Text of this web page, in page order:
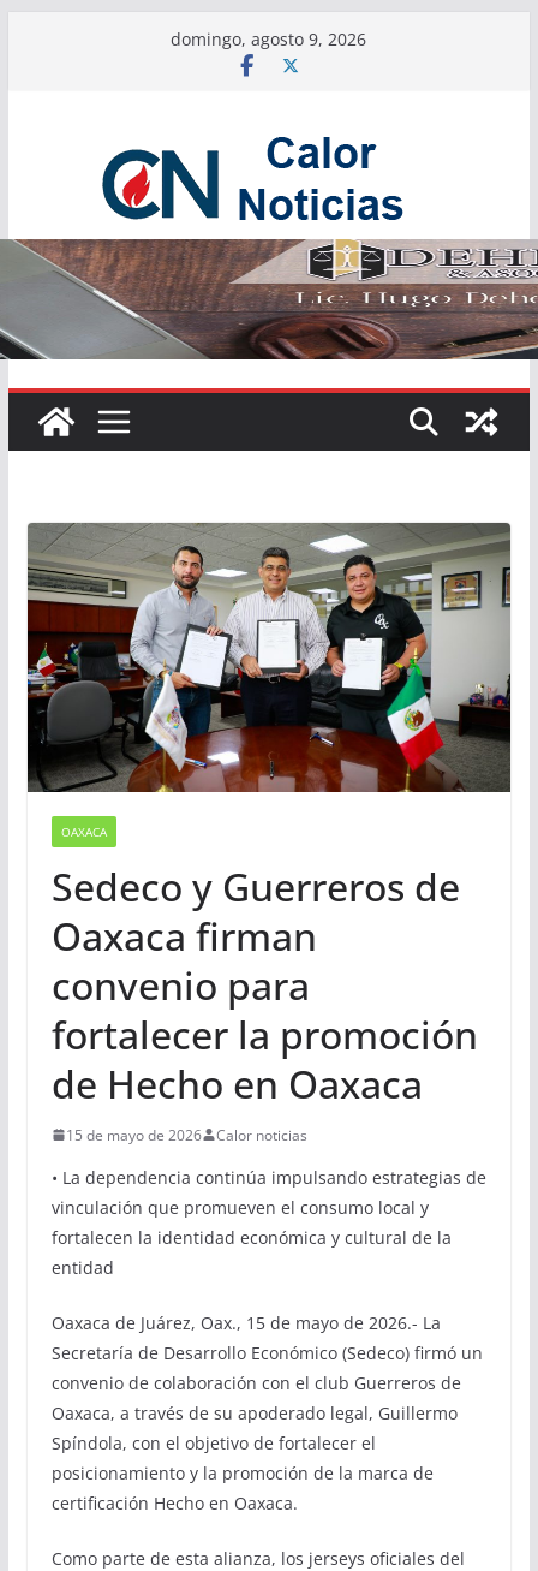
domingo, agosto 9, 2026
OAXACA
Sedeco y Guerreros de
Oaxaca firman
convenio para
fortalecer la promoción
de Hecho en Oaxaca
15 de mayo de 2026 Calor noticias
• La dependencia continúa impulsando estrategias de
vinculación que promueven el consumo local y
fortalecen la identidad económica y cultural de la
entidad
Oaxaca de Juárez, Oax., 15 de mayo de 2026.- La
Secretaría de Desarrollo Económico (Sedeco) firmó un
convenio de colaboración con el club Guerreros de
Oaxaca, a través de su apoderado legal, Guillermo
Spíndola, con el objetivo de fortalecer el
posicionamiento y la promoción de la marca de
certificación Hecho en Oaxaca.
Como parte de esta alianza, los jerseys oficiales del